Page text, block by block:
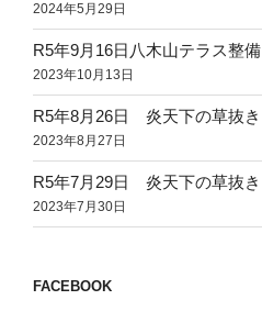
2024年5月29日
R5年9月16日八木山テラス整備
2023年10月13日
R5年8月26日 炎天下の草抜き
2023年8月27日
R5年7月29日 炎天下の草抜き
2023年7月30日
FACEBOOK